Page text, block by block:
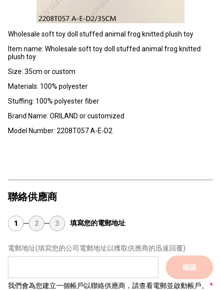
Wholesale soft toy doll stuffed animal frog knitted plush toy
Item name: Wholesale soft toy doll stuffed animal frog knitted
plush toy
Size: 35cm or custom
Materials: 100% polyester
Stuffing: 100% polyester fiber
Brand Name: ORILAND or customized
Model Number: 2208T057 A-E-D2
聯絡供應商
1 2 3 填寫您的電郵地址
電郵地址(填寫您的公司電郵地址以獲取供應商的迅速回覆)
確認
我們會為您建立一個帳戶以聯絡供應商，請查看電郵並啟動帳戶。